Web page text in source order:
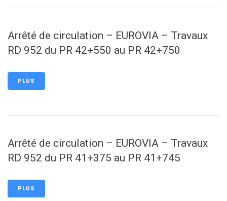
Arrêté de circulation – EUROVIA – Travaux
RD 952 du PR 42+550 au PR 42+750
PLUS
Arrêté de circulation – EUROVIA – Travaux
RD 952 du PR 41+375 au PR 41+745
PLUS